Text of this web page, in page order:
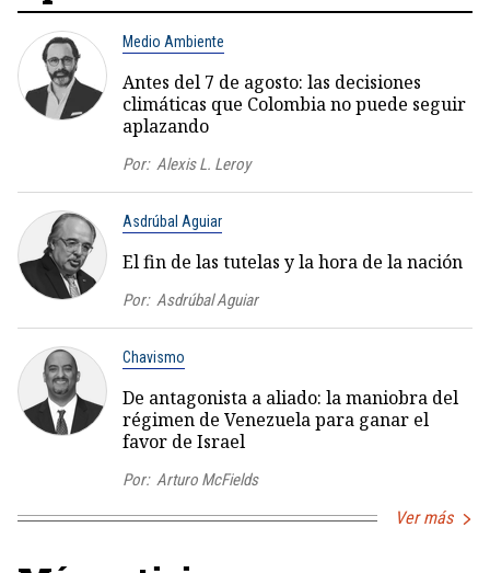
Medio Ambiente
Antes del 7 de agosto: las decisiones
climáticas que Colombia no puede seguir
aplazando
Por: Alexis L. Leroy
Asdrúbal Aguiar
El fin de las tutelas y la hora de la nación
Por: Asdrúbal Aguiar
Chavismo
De antagonista a aliado: la maniobra del
régimen de Venezuela para ganar el
favor de Israel
Por: Arturo McFields
Ver más